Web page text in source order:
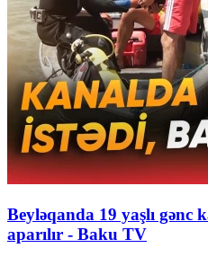
Beyləqanda 19 yaşlı gənc
aparılır - Baku TV